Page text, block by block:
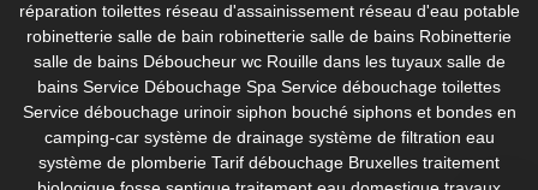
réparation toilettes réseau d'assainissement réseau d'eau potable
robinetterie salle de bain robinetterie salle de bains Robinetterie
salle de bains Déboucheur wc Rouille dans les tuyaux salle de
bains Service Débouchage Spa Service débouchage toilettes
Service débouchage urinoir siphon bouché siphons et bondes en
camping-car système de drainage système de filtration eau
système de plomberie Tarif débouchage Bruxelles traitement